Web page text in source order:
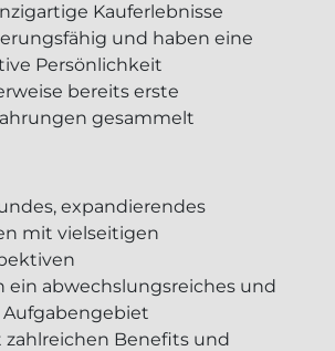
Kauferlebnisse
und haben eine
Persönlichkeit
bereits erste
gesammelt
expandierendes
mit vielseitigen
ein abwechslungsreiches und
Benefits und